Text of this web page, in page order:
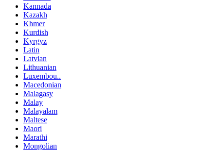
Kannada
Kazakh
Khmer
Kurdish
Kyrgyz
Latin
Latvian
Lithuanian
Luxembou..
Macedonian
Malagasy
Malay
Malayalam
Maltese
Maori
Marathi
Mongolian